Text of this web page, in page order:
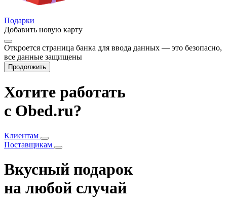
Подарки
Добавить новую карту
Откроется страница банка для ввода данных — это безопасно,
все данные защищены
Продолжить
Хотите работать
с Obed.ru?
Клиентам
Поставщикам
Вкусный подарок
на любой случай